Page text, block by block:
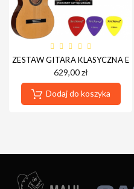
ZESTAW GITARA KLASYCZNA
629,00 zł
Dodaj do koszyka